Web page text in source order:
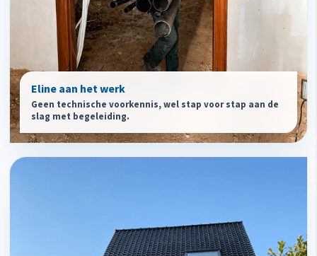
Eline aan het werk
Geen technische voorkennis, wel stap voor stap aan de
slag met begeleiding.